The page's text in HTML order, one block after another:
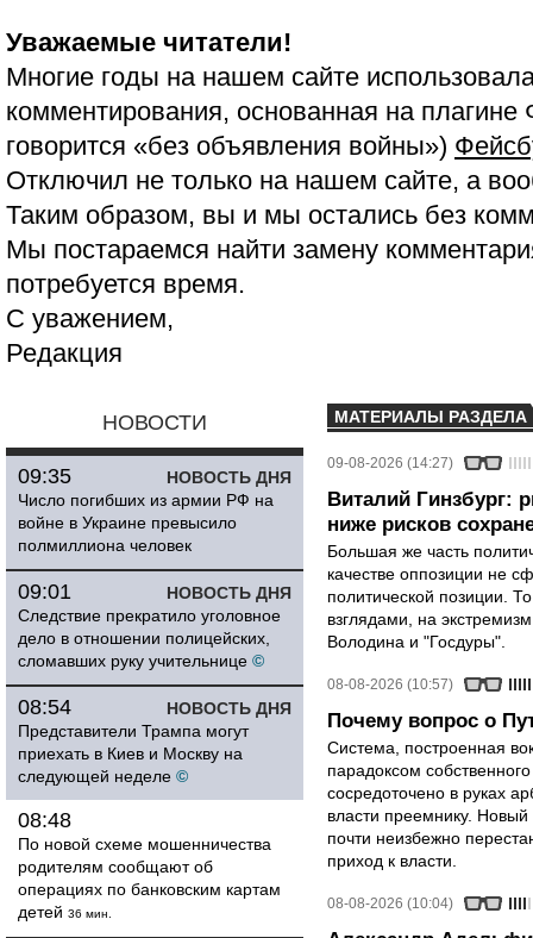
Уважаемые читатели!
Многие годы на нашем сайте
комментирования, основанная на
говорится «без объявления войны»)
Отключил не только на нашем сайте, а
Таким образом, вы и мы остались без
Мы постараемся найти замену
потребуется время.
С уважением,
Редакция
НОВОСТИ
НОВОСТЬ ДНЯ
09:35
Число погибших из армии РФ на
войне в Украине превысило
полмиллиона человек
НОВОСТЬ ДНЯ
09:01
Следствие прекратило уголовное
дело в отношении полицейских,
сломавших руку учительнице ©
НОВОСТЬ ДНЯ
08:54
Представители Трампа могут
приехать в Киев и Москву на
следующей неделе ©
08:48
По новой схеме мошенничества
родителям сообщают об
операциях по банковским картам
детей 36 мин.
МАТЕРИАЛЫ РАЗДЕЛА
09-08-2026 (14:27)
Виталий Гинзбург:
ниже рисков
Большая же часть
качестве оппозиции не
политической позиции.
взглядами, на
Володина и "Госдуры".
08-08-2026 (10:57)
Почему вопрос о
Система, построенная
парадоксом
сосредоточено в руках
власти преемнику.
почти неизбежно
приход к власти.
08-08-2026 (10:04)